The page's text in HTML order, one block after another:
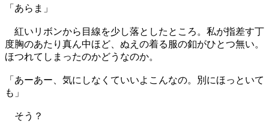
「あらま」
紅いリボンから目線を少し落としたところ。私が指差す丁
度胸のあたり真ん中ほど、ぬえの着る服の釦がひとつ無い。
ほつれてしまったのかどうなのか。
「あーあー、気にしなくていいよこんなの。別にほっといて
も」
そう？